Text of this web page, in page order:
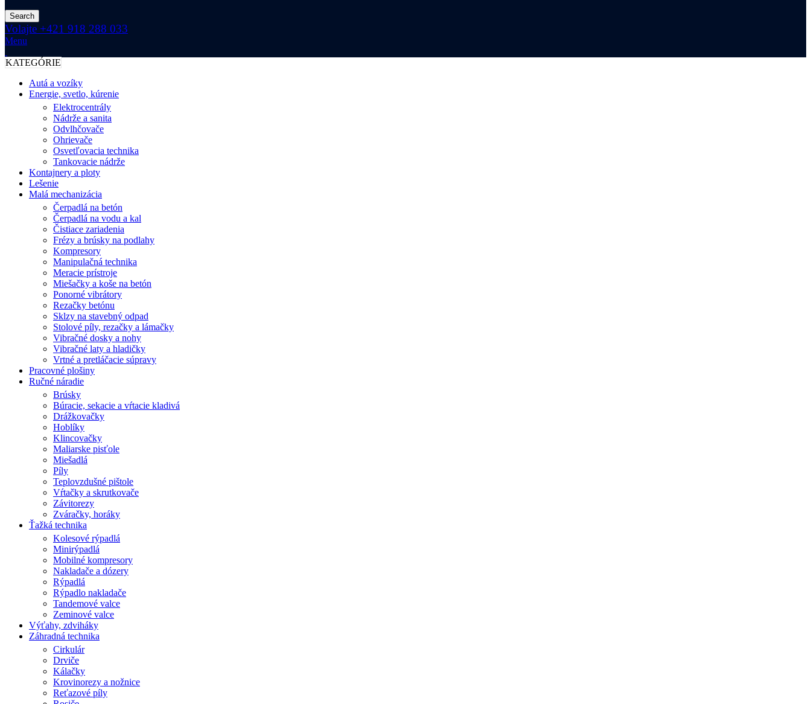
Search
Volajte +421 918 288 033
Menu
KATEGÓRIE
Autá a vozíky
Energie, svetlo, kúrenie
Elektrocentrály
Nádrže a sanita
Odvlhčovače
Ohrievače
Osvetľovacia technika
Tankovacie nádrže
Kontajnery a ploty
Lešenie
Malá mechanizácia
Čerpadlá na betón
Čerpadlá na vodu a kal
Čistiace zariadenia
Frézy a brúsky na podlahy
Kompresory
Manipulačná technika
Meracie prístroje
Miešačky a koše na betón
Ponorné vibrátory
Rezačky betónu
Sklzy na stavebný odpad
Stolové píly, rezačky a lámačky
Vibračné dosky a nohy
Vibračné laty a hladičky
Vrtné a pretláčacie súpravy
Pracovné plošiny
Ručné náradie
Brúsky
Búracie, sekacie a vŕtacie kladivá
Drážkovačky
Hoblíky
Klincovačky
Maliarske pisťole
Miešadlá
Píly
Teplovzdušné pištole
Vŕtačky a skrutkovače
Závitorezy
Zváračky, horáky
Ťažká technika
Kolesové rýpadlá
Minirýpadlá
Mobilné kompresory
Nakladače a dózery
Rýpadlá
Rýpadlo nakladače
Tandemové valce
Zeminové valce
Výťahy, zdviháky
Záhradná technika
Cirkulár
Drviče
Kálačky
Krovinorezy a nožnice
Reťazové píly